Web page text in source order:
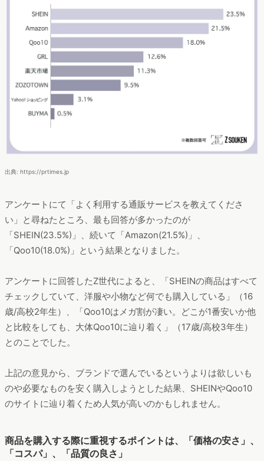
出典: https://prtimes.jp
アンケートにて「よく利用する通販サービスを教えてくださ
い」と尋ねたところ、最も回答が多かったのが
「SHEIN(23.5%)」、続いて「Amazon(21.5%)」、
「Qoo10(18.0%)」という結果となりました。
アンケートに回答したZ世代によると、「SHEINの商品はすべて
チェックしていて、洋服や小物など何でも購入している」（16
歳/高校2年生）、「Qoo10はメガ割が凄い。どこが1番安いか他
と比較をしても、大体Qoo10に辿り着く」（17歳/高校3年生）
とのことでした。
上記の意見から、ブランドで選んでいるというよりは欲しいも
のや必要なものを安く購入しようとした結果、SHEINやQoo10
のサイトに辿り着くため人気が高いのかもしれません。
商品を購入する際に重視するポイントは、「価格の安さ」、
「コスパ」、「品質の良さ」